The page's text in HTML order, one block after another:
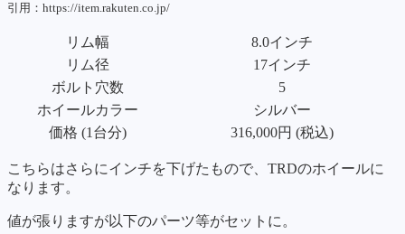
引用：https://item.rakuten.co.jp/
リム幅
8.0インチ
リム径
17インチ
ボルト穴数
5
ホイールカラー
シルバー
価格 (1台分)
316,000円 (税込)
こちらはさらにインチを下げたもので、TRDのホイールに
なります。
値が張りますが以下のパーツ等がセットに。